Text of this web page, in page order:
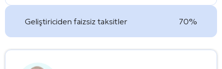
Geliştiriciden faizsiz taksitler 70%